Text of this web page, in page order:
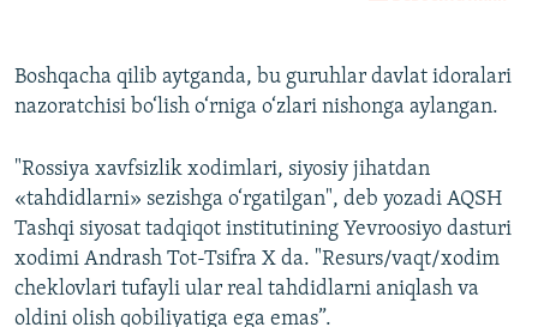
720p 1080p
720p
Boshqacha qilib aytganda, bu guruhlar davlat idoralari
nazoratchisi bo‘lish o‘rniga o‘zlari nishonga aylangan.
"Rossiya xavfsizlik xodimlari, siyosiy jihatdan
«tahdidlarni» sezishga o‘rgatilgan", deb yozadi AQSH
Tashqi siyosat tadqiqot institutining Yevroosiyo dasturi
xodimi Andrash Tot-Tsifra X da. "Resurs/vaqt/xodim
cheklovlari tufayli ular real tahdidlarni aniqlash va
oldini olish qobiliyatiga ega emas”.